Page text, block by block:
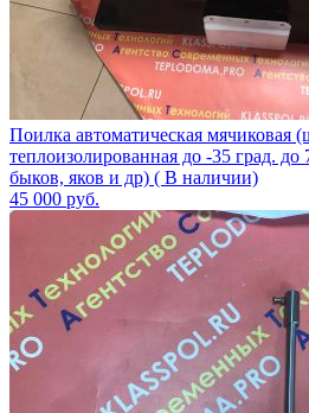
Поилка автоматическая мячиковая
теплоизолированная до -35 град.
быков, яков и др) ( В наличии)
45 000 руб.